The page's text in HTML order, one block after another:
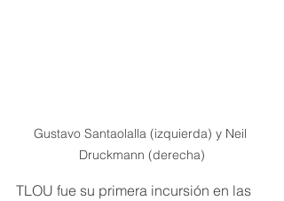
Gustavo Santaolalla (izquierda) y Neil
Druckmann (derecha)
TLOU fue su primera incursión en las